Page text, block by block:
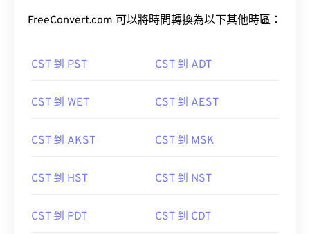
FreeConvert.com 可以將時間轉換為以下其他時區：
CST 到 PST CST 到 ADT
CST 到 WET CST 到 AEST
CST 到 AKST CST 到 MSK
CST 到 HST CST 到 NST
CST 到 PDT CST 到 CDT